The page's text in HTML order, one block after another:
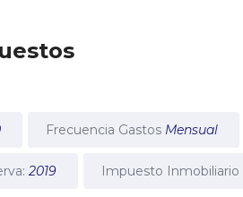
Frecuencia Gastos Mensual
2019 Impuesto Inmobiliario